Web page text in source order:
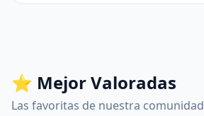
⭐ Mejor Valoradas
Las favoritas de nuestra comunidad